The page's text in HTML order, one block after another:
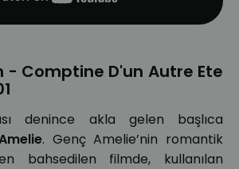
- Comptine D'un Autre Ete
denince akla gelen başlıca
. Genç Amelie’nin romantik
bahsedilen filmde, kullanılan